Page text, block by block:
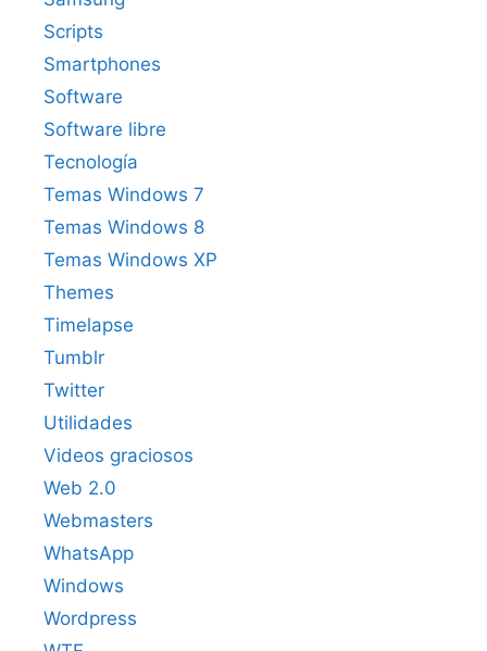
Scripts
Smartphones
Software
Software libre
Tecnología
Temas Windows 7
Temas Windows 8
Temas Windows XP
Themes
Timelapse
Tumblr
Twitter
Utilidades
Videos graciosos
Web 2.0
Webmasters
WhatsApp
Windows
Wordpress